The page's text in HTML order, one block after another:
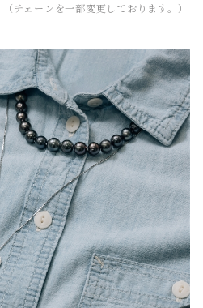
（チェーンを一部変更しております。）